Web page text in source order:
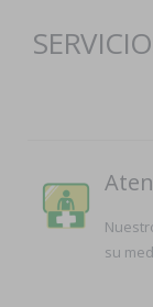
su